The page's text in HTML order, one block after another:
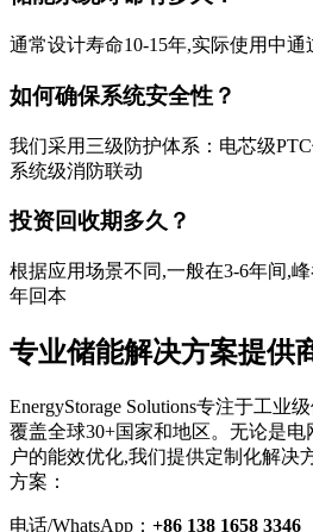
通常设计寿命10-15年,实际使用中
如何确保系统安全性？
我们采用三级防护体系：电芯级
系统级消防联动
投资回收期多久？
根据应用场景不同,一般在3-6年间,
年回本
专业储能解决方案提供
EnergyStorage Solutions专注于工业
覆盖全球30+国家和地区。无论是电
户的能效优化,我们提供定制化解决
方案：
电话/WhatsApp： +86 138 1658 3346